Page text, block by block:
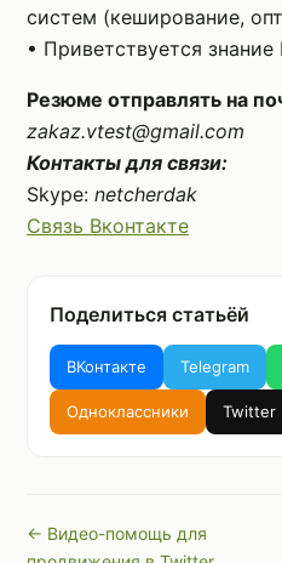
систем (кеширование,
• Приветствуется
Резюме отправлять на
zakaz.vtest@gmail.com
Контакты для связи:
Skype: netcherdak
Связь Вконтакте
Поделиться статьёй
ВКонтакте Telegram
Одноклассники Twitter
← Видео-помощь для